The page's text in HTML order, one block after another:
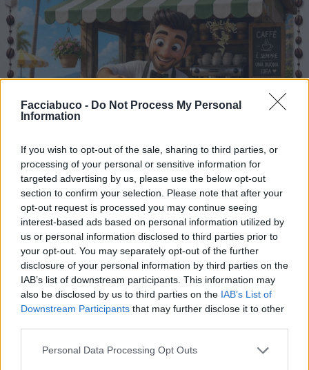
Facciabuco - Do Not Process My Personal
Information
If you wish to opt-out of the sale, sharing to third parties, or
processing of your personal or sensitive information for
targeted advertising by us, please use the below opt-out
section to confirm your selection. Please note that after your
opt-out request is processed you may continue seeing
interest-based ads based on personal information utilized by
us or personal information disclosed to third parties prior to
your opt-out. You may separately opt-out of the further
disclosure of your personal information by third parties on the
IAB’s list of downstream participants. This information may
also be disclosed by us to third parties on the IAB’s List of
Downstream Participants that may further disclose it to other
Personal Data Processing Opt Outs
Stime: 4  Commenti: 4
Ti stimo fratello
